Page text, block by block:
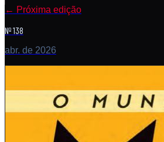
← Próxima edição
Nº 138
abr. de 2026